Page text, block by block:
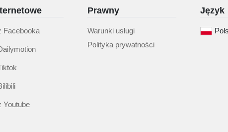
Facebooka
Youtube
Prawny
Warunki usługi
Polityka prywatności
Język